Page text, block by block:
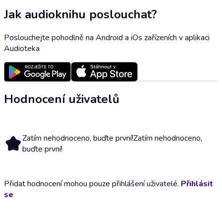
Jak audioknihu poslouchat?
Poslouchejte pohodlně na Android a iOs zařízeních v aplikaci
Audioteka
Hodnocení uživatelů
Zatím nehodnoceno, buďte první!Zatím nehodnoceno,
buďte první!
Přidat hodnocení mohou pouze přihlášení uživatelé. Přihlásit
se